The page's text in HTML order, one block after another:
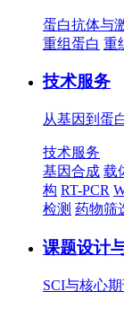
蛋白抗体与
重组蛋白 重
技术服务
从基因到蛋
技术服务
基因合成 载
构 RT-PCR
检测 药物筛
课题设计
SCI与核心